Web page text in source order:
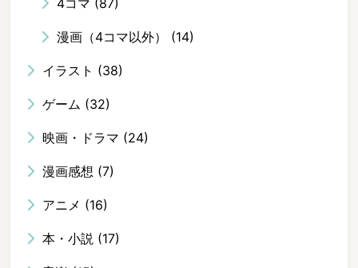
4コマ (87)
漫画（4コマ以外） (14)
イラスト (38)
ゲーム (32)
映画・ドラマ (24)
漫画感想 (7)
アニメ (16)
本・小説 (17)